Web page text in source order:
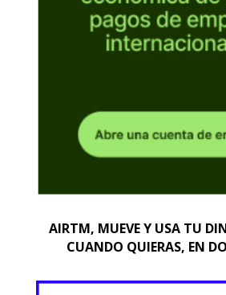
AIRTM, MUEVE Y USA TU
CUANDO QUIERAS, EN